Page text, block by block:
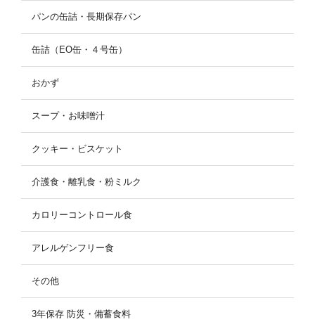
パンの缶詰・長期保存パン
缶詰（EO缶・４号缶）
おかず
スープ・お味噌汁
クッキー・ビスケット
介護食・離乳食・粉ミルク
カロリーコントロール食
アレルゲンフリー食
その他
3年保存 防災・備蓄食料